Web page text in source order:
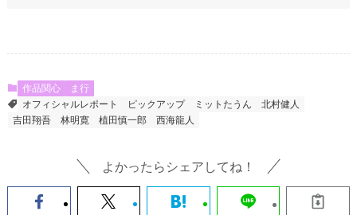
作品関心
ま行
オフィシャルレポート
ピックアップ ミットたうん
北村健人
吉田翔吾
林明寛 植田慎一郎 西海龍人
よかったらシェアしてね！